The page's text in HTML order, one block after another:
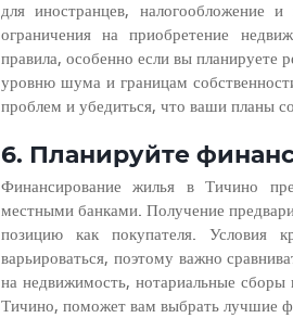
для иностранцев, налогообложение
ограничения на приобретение
правила, особенно если вы планируете
уровню шума и границам
проблем и убедиться, что ваши планы
6. Планируйте
Финансирование жилья в Тичино
местными банками. Получение
позицию как покупателя. Условия
варьироваться, поэтому важно
на недвижимость, нотариальные
Тичино, поможет вам выбрать лучшие